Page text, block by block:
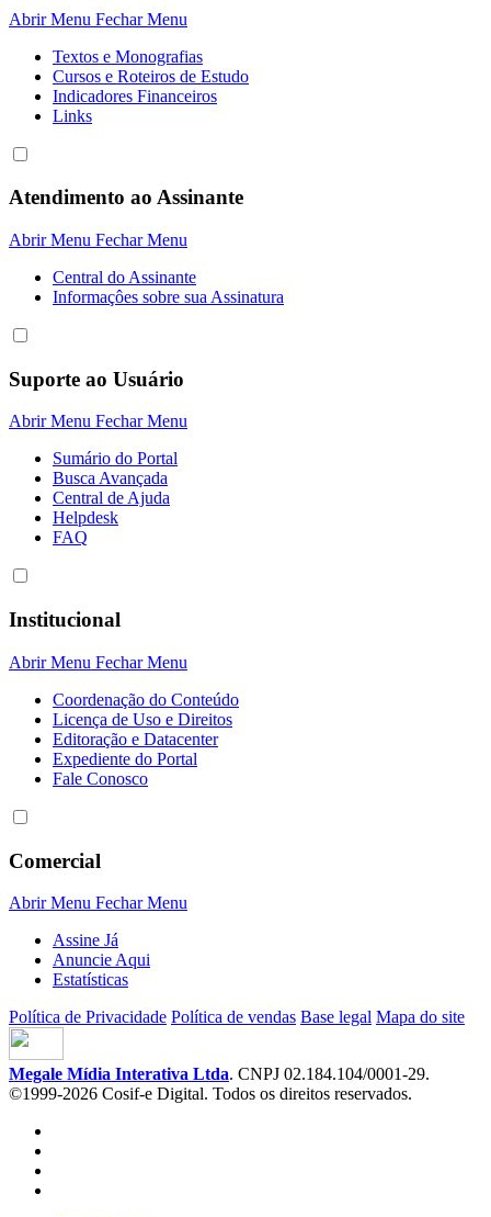
Abrir Menu Fechar Menu
Textos e Monografias
Cursos e Roteiros de Estudo
Indicadores Financeiros
Links
Atendimento ao Assinante
Abrir Menu Fechar Menu
Central do Assinante
Informaçôes sobre sua Assinatura
Suporte ao Usuário
Abrir Menu Fechar Menu
Sumário do Portal
Busca Avançada
Central de Ajuda
Helpdesk
FAQ
Institucional
Abrir Menu Fechar Menu
Coordenação do Conteúdo
Licença de Uso e Direitos
Editoração e Datacenter
Expediente do Portal
Fale Conosco
Comercial
Abrir Menu Fechar Menu
Assine Já
Anuncie Aqui
Estatísticas
Política de Privacidade Política de vendas Base legal Mapa do site
Megale Mídia Interativa Ltda. CNPJ 02.184.104/0001-29.
©1999-2026 Cosif-e Digital. Todos os direitos reservados.